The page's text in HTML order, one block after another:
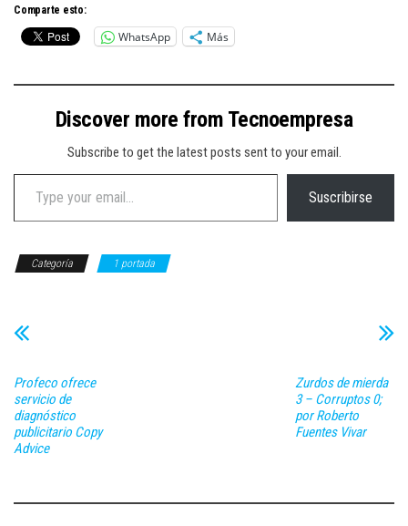
Comparte esto:
WhatsApp Más
Discover more from Tecnoempresa
Subscribe to get the latest posts sent to your email.
Type your email…
Suscribirse
Categoría 1 portada
Profeco ofrece
servicio de
diagnóstico
publicitario Copy
Advice
Zurdos de mierda
3 – Corruptos 0;
por Roberto
Fuentes Vivar